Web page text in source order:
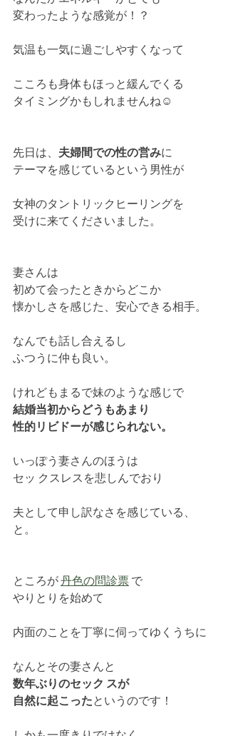
変わったような感覚が！？
気温も一気に過ごしやすくなって
こころも身体もほっと緩んでくる
タイミングかもしれませんね☺
先日は、 夫婦間での性の営みに
テーマを感じているという男性が
女神のタントリックヒーリングを
受けに来てくださいました。
妻さんは
初めて会ったときからどこか
懐かしさを感じた、安心できる相手。
なんでも話し合えるし
ふつうに仲も良い。
けれどもまるで妹のような感じで
結婚当初からどうもあまり
性的リビドーが感じられない。
いっぽう妻さんのほうは
セッ クスレスを悲しんでおり
夫として申し訳なさを感じている、
と。
ところが 丹色の問診票 で
やりとりを始めて
内面のことを丁寧に伺ってゆくうちに
なんとその妻さんと
数年ぶりのセック スが
自然に起こったというのです！